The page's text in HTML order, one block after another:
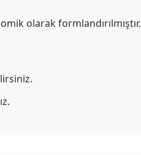
olarak formlandırılmıştır.